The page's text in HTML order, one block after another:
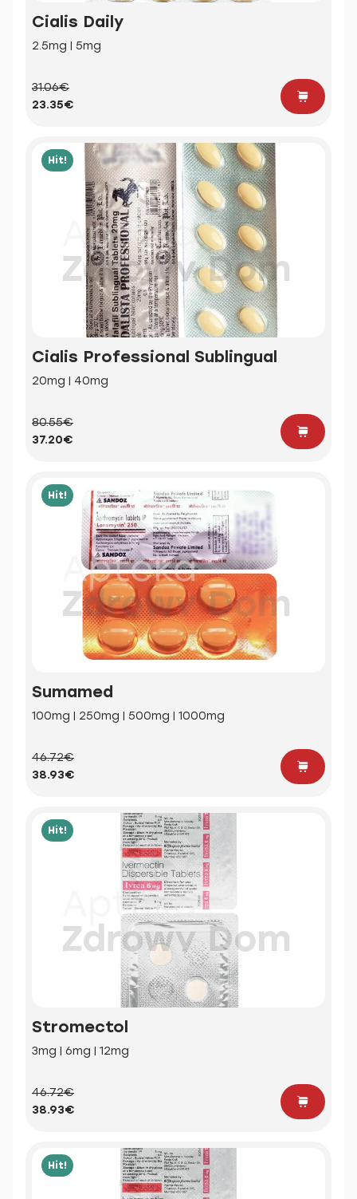
Cialis Daily
2.5mg | 5mg
31.06€
23.35€
Hit!
Cialis Professional Sublingual
20mg | 40mg
80.55€
37.20€
Hit!
Sumamed
100mg | 250mg | 500mg | 1000mg
46.72€
38.93€
Hit!
Stromectol
3mg | 6mg | 12mg
46.72€
38.93€
Hit!